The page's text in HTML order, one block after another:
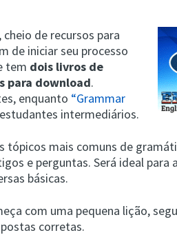
de recursos para
de iniciar seu processo
tem dois livros de
para download.
enquanto “Grammar
intermediários.
tópicos mais comuns de
e perguntas. Será ideal para
básicas.
com uma pequena lição,
corretas.